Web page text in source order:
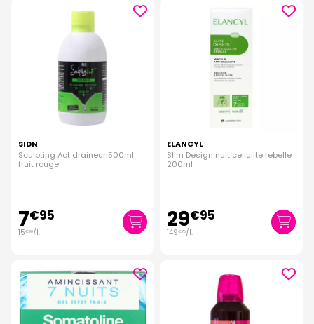
SIDN
Sculpting Act draineur 500ml
fruit rouge
7€95
15€90/l.
ELANCYL
Slim Design nuit cellulite rebelle
200ml
29€95
149€75/l.